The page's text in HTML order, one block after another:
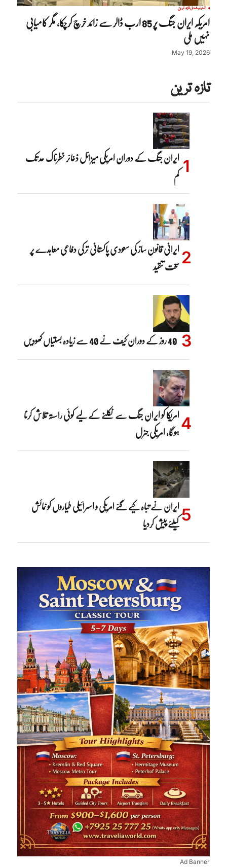
انٹرنیشنلتازہ ترین
امریکہ ایران جنگ پر 85 ارب ڈالر سے زائد خرچ کرچکا، مگر کامیابی
نہیں ملی
May 19, 2026
تازہ ترین
ایران جنگ کے دوران امریکی میزائل ذخائر خطرناک حد تک
کم
ایرانی قانون ساز کی سعودی پاکستانی ترکی دفاعی معاہدے پر
سخت تنقید
40 روز کے دوران کیف نے 40 سے زیادہ بستیاں کھودیں
امریکا کو ایران جنگ سے نکلنے کے لیے کوئی راستہ تلاش کرنا
ہوگا، امریکی جنرل
ایران نے تباہ کیے گئے امریکی و اسرائیلی طیاروں کو نمائش
کیلئے پیش کردیا
Ad Banner